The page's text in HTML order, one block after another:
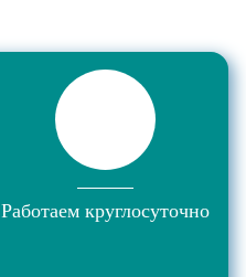
Работаем круглосуточно